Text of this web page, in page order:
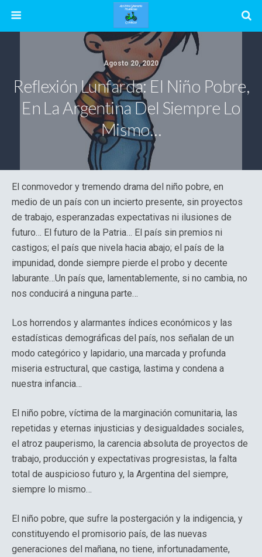
Agosto 20, 2020
Reflexión Lunfarda: El Niño Pobre,
En La Argentina Del Siempre Lo
Mismo…
El conmovedor y tremendo drama del niño pobre, en
medio de un país con un incierto presente, sin proyectos
de trabajo, esperanzadas expectativas ni ilusiones de
futuro… El futuro de la Patria… El país sin premios ni
castigos; el país que nivela hacia abajo; el país de la
impunidad, donde siempre pierde el probo y decente
laburante…Un país que, lamentablemente, si no cambia, no
nos conducirá a ninguna parte…
Los horrendos y alarmantes índices económicos y las
estadísticas demográficas del país, nos señalan de un
modo categórico y lapidario, una marcada y profunda
miseria estructural, que castiga, lastima y condena a
nuestra infancia…
El niño pobre, víctima de la marginación comunitaria, las
repetidas y eternas injusticias y desigualdades sociales,
el atroz pauperismo, la carencia absoluta de proyectos de
trabajo, producción y expectativas progresistas, la falta
total de auspicioso futuro y, la Argentina del siempre,
siempre lo mismo…
El niño pobre, que sufre la postergación y la indigencia, y
constituyendo el promisorio país, de las nuevas
generaciones del mañana, no tiene, infortunadamente,